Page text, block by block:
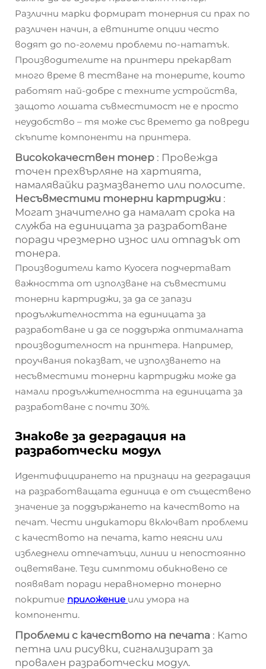
Различни марки формират тонерния си прах по
различен начин, а евтините опции често
водят до по-големи проблеми по-нататък.
Производителите на принтери прекарват
много време в тестване на тонерите, които
работят най-добре с техните устройства,
защото лошата съвместимост не е просто
неудобство – тя може със времето да повреди
скъпите компоненти на принтера.
Висококачествен тонер : Провежда
точен прехвърляне на хартията,
намалявайки размазването или полосите.
Несъвместими тонерни картриджи :
Могат значително да намалат срока на
служба на единицата за разработване
поради чрезмерно износ или отпадък от
тонера.
Производители като Kyocera подчертават
важността от използване на съвместими
тонерни картриджи, за да се запази
продължителността на единицата за
разработване и да се поддържа оптималната
производителност на принтера. Например,
проучвания показват, че използването на
несъвместими тонерни картриджи може да
намали продължителността на единицата за
разработване с почти 30%.
Знакове за деградация на
разработчески модул
Идентифицирането на признаци на деградация
на разработващата единица е от съществено
значение за поддържането на качеството на
печат. Чести индикатори включват проблеми
с качеството на печата, като неясни или
избледнели отпечатъци, линии и непостоянно
оцветяване. Тези симптоми обикновено се
появяват поради неравномерно тонерно
покритие приложение или умора на
компоненти.
Проблеми с качеството на печата : Като
петна или рисувки, сигнализират за
провален разработчески модул.